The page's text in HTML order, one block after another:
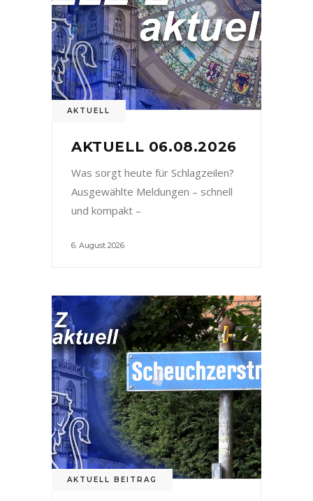
AKTUELL
AKTUELL 06.08.2026
Was sorgt heute für Schlagzeilen?
Ausgewählte Meldungen – schnell
und kompakt –
6. August 2026
AKTUELL BEITRAG